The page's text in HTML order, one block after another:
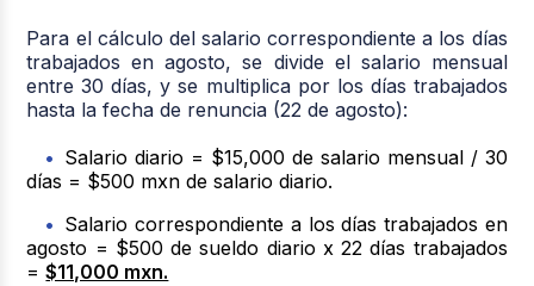
Para el cálculo del salario correspondiente a los días
trabajados en agosto, se divide el salario mensual
entre 30 días, y se multiplica por los días trabajados
hasta la fecha de renuncia (22 de agosto):
Salario diario = $15,000 de salario mensual / 30
días = $500 mxn de salario diario.
Salario correspondiente a los días trabajados en
agosto = $500 de sueldo diario x 22 días trabajados
=$11,000 mxn.